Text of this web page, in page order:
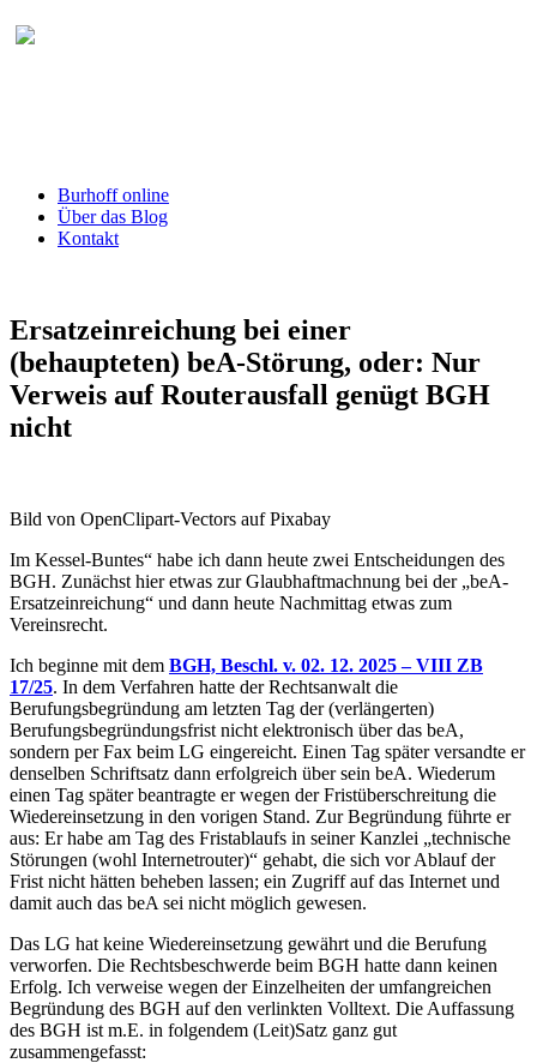
Burhoff online
Über das Blog
Kontakt
Ersatzeinreichung bei einer
(behaupteten) beA-Störung, oder: Nur
Ver­weis auf Rou­ter­aus­fall genügt BGH
nicht
Bild von OpenClipart-Vectors auf Pixabay
Im Kessel-Buntes“ habe ich dann heute zwei Entscheidungen des
BGH. Zunächst hier etwas zur Glaubhaftmachnung bei der „beA-
Ersatzeinreichung“ und dann heute Nachmittag etwas zum
Vereinsrecht.
Ich beginne mit dem BGH, Beschl. v. 02. 12. 2025 – VIII ZB
17/25. In dem Verfahren hatte der Rechtsanwalt die
Berufungsbegründung am letzten Tag der (verlängerten)
Berufungsbegründungsfrist nicht elektronisch über das beA,
sondern per Fax beim LG eingereicht. Einen Tag später versandte er
denselben Schriftsatz dann erfolgreich über sein beA. Wiederum
einen Tag später beantragte er wegen der Fristüberschreitung die
Wiedereinsetzung in den vorigen Stand. Zur Begründung führte er
aus: Er habe am Tag des Fristablaufs in seiner Kanzlei „technische
Störungen (wohl Internetrouter)“ gehabt, die sich vor Ablauf der
Frist nicht hätten beheben lassen; ein Zugriff auf das Internet und
damit auch das beA sei nicht möglich gewesen.
Das LG hat keine Wiedereinsetzung gewährt und die Berufung
verworfen. Die Rechtsbeschwerde beim BGH hatte dann keinen
Erfolg. Ich verweise wegen der Einzelheiten der umfangreichen
Begründung des BGH auf den verlinkten Volltext. Die Auffassung
des BGH ist m.E. in folgendem (Leit)Satz ganz gut
zusammengefasst: